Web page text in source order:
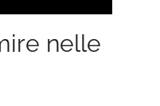
nelle